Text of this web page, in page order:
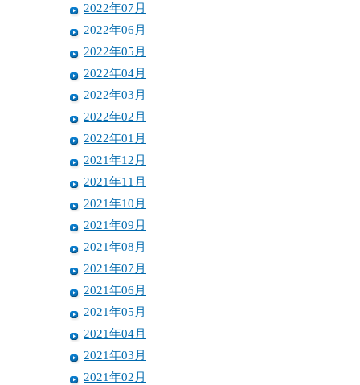
2022年07月
2022年06月
2022年05月
2022年04月
2022年03月
2022年02月
2022年01月
2021年12月
2021年11月
2021年10月
2021年09月
2021年08月
2021年07月
2021年06月
2021年05月
2021年04月
2021年03月
2021年02月